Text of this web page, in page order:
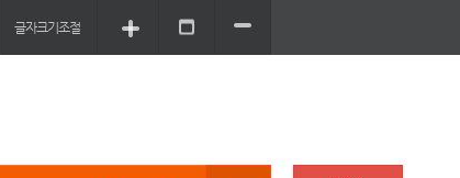
글자크기조절